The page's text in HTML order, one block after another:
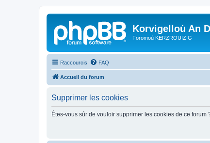
Korvigelloù An
Foromoù KERZROUIZIG
Raccourcis FAQ
Accueil du forum
Supprimer les cookies
Êtes-vous sûr de vouloir supprimer les cookies de ce forum